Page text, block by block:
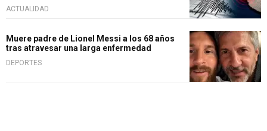
ACTUALIDAD
Muere padre de Lionel Messi a los 68 años
tras atravesar una larga enfermedad
DEPORTES